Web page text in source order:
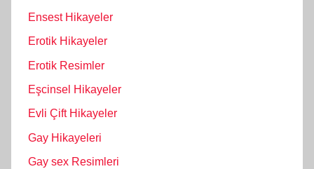
Ensest Hikayeler
Erotik Hikayeler
Erotik Resimler
Eşcinsel Hikayeler
Evli Çift Hikayeler
Gay Hikayeleri
Gay sex Resimleri